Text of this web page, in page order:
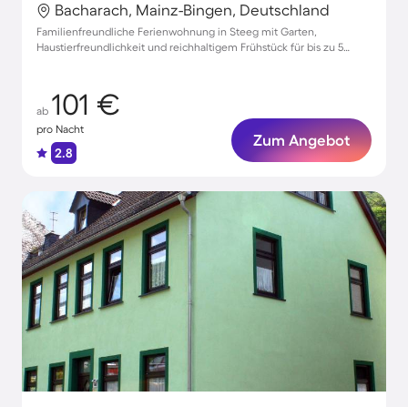
Bacharach, Mainz-Bingen, Deutschland
Familienfreundliche Ferienwohnung in Steeg mit Garten,
Haustierfreundlichkeit und reichhaltigem Frühstück für bis zu 5
ab 101 €
pro Nacht
2.8
Zum Angebot